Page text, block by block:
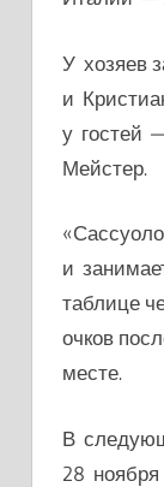
У хозяев
и
у гостей
Мейстер.
и
таблице
очков
месте.
В
28 ноября